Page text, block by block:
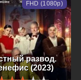
развод.
(2023)
FHD (1080p)